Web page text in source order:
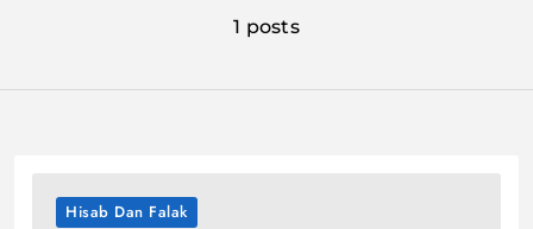
1 posts
Hisab Dan Falak